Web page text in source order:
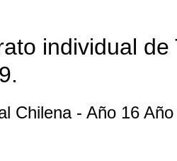
individual
Chilena - Año 16